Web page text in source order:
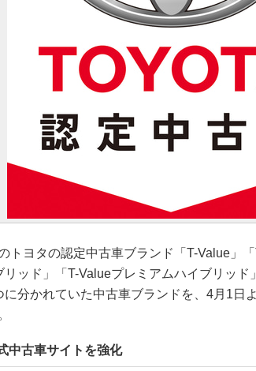
トヨタの認定中古車ブランド「T-Value」
リッド」「T-Valueプレミアムハイブリッド
に分かれていた中古車ブランドを、4月1日
中古車サイトを強化